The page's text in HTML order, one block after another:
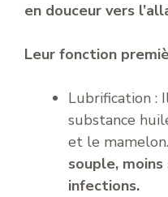
en douceur vers
Leur fonction
Lubrification :
substance
et le
souple,
infections.